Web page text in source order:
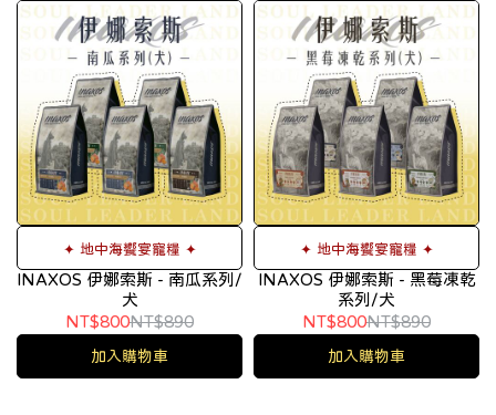
✦ 地中海饗宴寵糧 ✦
INAXOS 伊娜索斯 - 南瓜系列/
犬
NT$800NT$890
加入購物車
✦ 地中海饗宴寵糧 ✦
INAXOS 伊娜索斯 - 黑莓凍乾
系列/犬
NT$800NT$890
加入購物車